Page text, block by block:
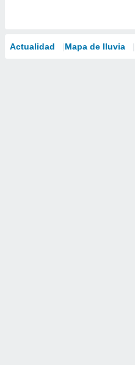
Actualidad Mapa de lluvia